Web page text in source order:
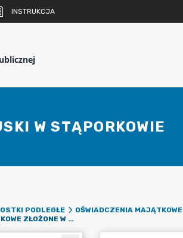
INSTRUKCJA
W STĄPORKOWIE
PODLEGŁE
OŚWIADCZENIA
OŚWIADCZENIA MAJĄTKOWE ZŁOŻONE W 2020 ROKU - DYREKTORZY JEDNOSTEK PODLEGŁYCH